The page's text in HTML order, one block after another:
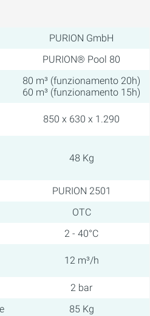
PURION GmbH
PURION® Pool 80
80 m³ (funzionamento 20h)
60 m³ (funzionamento 15h)
850 x 630 x 1.290
48 Kg
PURION 2501
OTC
2 - 40°C
12 m³/h
2 bar
85 Kg